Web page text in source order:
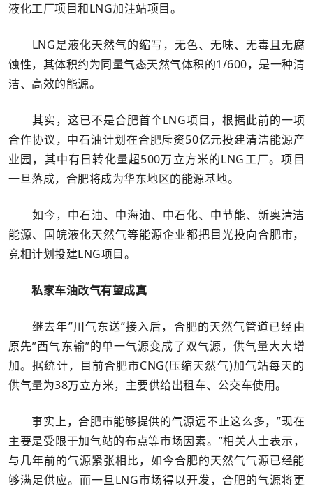
液化工厂项目和LNG加注站项目。
LNG是液化天然气的缩写，无色、无味、无毒且无腐
蚀性，其体积约为同量气态天然气体积的1/600，是一种清
洁、高效的能源。
其实，这已不是合肥首个LNG项目，根据此前的一项
合作协议，中石油计划在合肥斥资50亿元投建清洁能源产
业园，其中有日转化量超500万立方米的LNG工厂。项目
一旦落成，合肥将成为华东地区的能源基地。
如今，中石油、中海油、中石化、中节能、新奥清洁
能源、国皖液化天然气等能源企业都把目光投向合肥市，
竞相计划投建LNG项目。
私家车油改气有望成真
继去年”川气东送”接入后，合肥的天然气管道已经由
原先”西气东输”的单一气源变成了双气源，供气量大大增
加。据统计，目前合肥市CNG(压缩天然气)加气站每天的
供气量为38万立方米，主要供给出租车、公交车使用。
事实上，合肥市能够提供的气源远不止这么多，”现在
主要是受限于加气站的布点等市场因素。”相关人士表示，
与几年前的气源紧张相比，如今合肥的天然气气源已经能
够满足供应。而一旦LNG市场得以开发，合肥的气源将更